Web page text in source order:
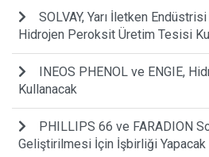
SOLVAY, Yarı İletken
Hidrojen Peroksit Üretim Tesisi
INEOS PHENOL ve ENGIE,
Kullanacak
PHILLIPS 66 ve FARADION
Geliştirilmesi İçin İşbirliği Yapacak